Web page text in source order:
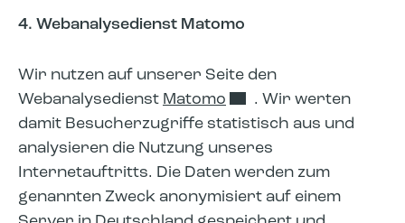
4. Webanalysedienst Matomo
Wir nutzen auf unserer Seite den
Webanalysedienst Matomo
. Wir werten
damit Besucherzugriffe statistisch aus und
analysieren die Nutzung unseres
Internetauftritts. Die Daten werden zum
genannten Zweck anonymisiert auf einem